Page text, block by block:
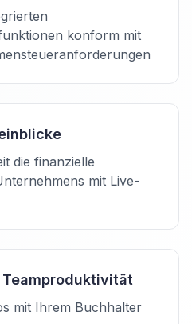
konform mit
die finanzielle
mit Live-
mit Ihrem Buchhalter